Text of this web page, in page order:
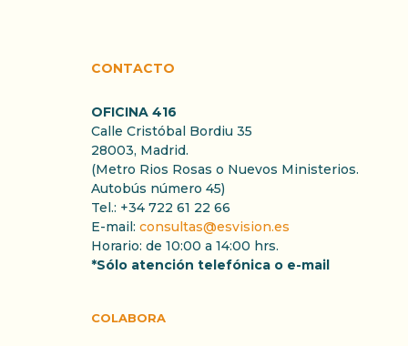
CONTACTO
OFICINA 416
Calle Cristóbal Bordiu 35
28003, Madrid.
(Metro Rios Rosas o Nuevos Ministerios.
Autobús número 45)
Tel.: +34 722 61 22 66
E-mail: consultas@esvision.es
Horario: de 10:00 a 14:00 hrs.
*Sólo atención telefónica o e-mail
COLABORA